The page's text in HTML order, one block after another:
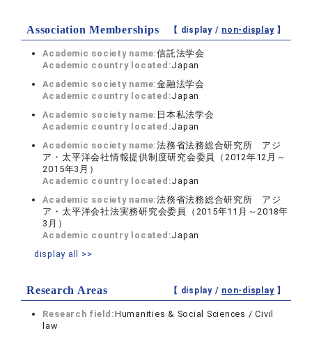
Association Memberships 【 display / non-display】
Academic society name:信託法学会
Academic country located:Japan
Academic society name:金融法学会
Academic country located:Japan
Academic society name: 日本私法学会
Academic country located:Japan
Academic society name:法務省法務総合研究所 アジ
ア・太平洋会社情報提供制度研究会委員（2012年12月～
2015年3月）
Academic country located:Japan
Academic society name:法務省法務総合研究所 アジ
ア・太平洋会社法実務研究会委員（2015年11月～2018年
3月）
Academic country located:Japan
display all >>
Research Areas 【 display / non-display】
Research field:Humanities & Social Sciences / Civil
law